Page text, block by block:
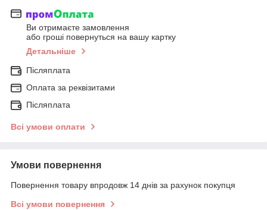
Ви отримаєте замовлення
або гроші повернуться на вашу картку
Детальніше
Післяплата
Оплата за реквізитами
Післяплата
Всі умови оплати
Умови повернення
Повернення товару впродовж 14 днів за рахунок покупця
Всі умови повернення